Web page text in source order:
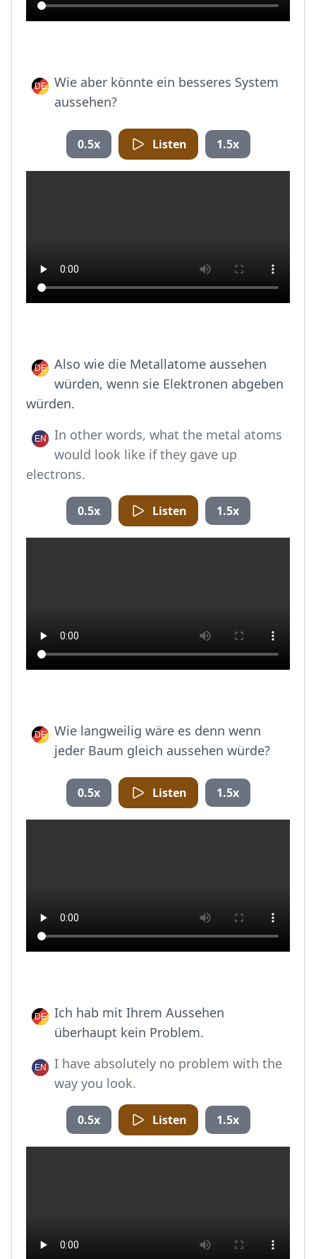
Wie aber könnte ein besseres System
aussehen?
0.5x Listen 1.5x
Also wie die Metallatome aussehen
würden, wenn sie Elektronen abgeben
würden.
In other words, what the metal atoms
would look like if they gave up
electrons.
0.5x Listen 1.5x
Wie langweilig wäre es denn wenn
jeder Baum gleich aussehen würde?
0.5x Listen 1.5x
Ich hab mit Ihrem Aussehen
überhaupt kein Problem.
I have absolutely no problem with the
way you look.
0.5x Listen 1.5x